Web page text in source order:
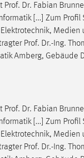
Prof. Dr. Fabian
[...] Zum
Medien
Prof. Dr.-Ing.
Amberg, Gebäude
Prof. Dr. Fabian
[...] Zum
Medien
Prof. Dr.-Ing.